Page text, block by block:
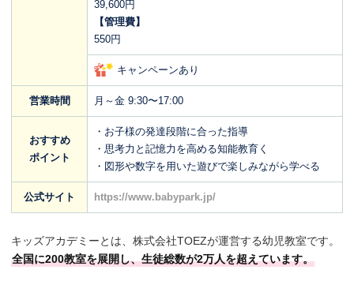
39,600円
【管理費】
550円
キャンペーンあり
営業時間 月～金 9:30〜17:00
おすすめ
ポイント
・お子様の発達段階に合った指導
・思考力と記憶力を高める知能教育く
・図形や数字を用いた遊びで楽しみながら学べる
公式サイト https://www.babypark.jp/
キッズアカデミーとは、株式会社TOEZが運営する幼児教室です。
全国に200教室を展開し、生徒総数が2万人を超えています。